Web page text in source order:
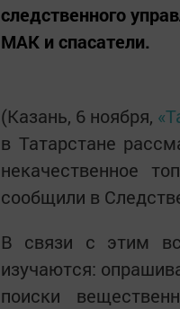
следственного
МАК и спасатели.
(Казань, 6 ноября,
в Татарстане
некачественное
сообщили в
В связи с этим
изучаются:
поиски